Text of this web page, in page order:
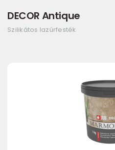
DECOR Antique
Szilikátos lazúrfesték